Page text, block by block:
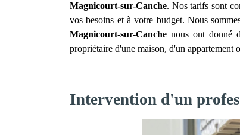
Magnicourt-sur-Canche. Nos tarifs sont
vos besoins et à votre budget. Nous
Magnicourt-sur-Canche nous ont donné
propriétaire d'une maison, d'un appartement
Intervention d'un